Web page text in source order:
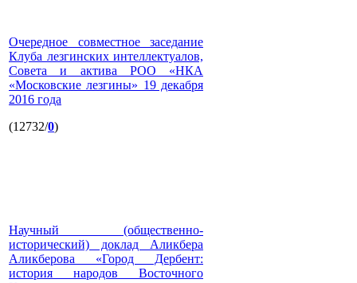
Очередное совместное заседание
Клуба лезгинских интеллектуалов,
Совета и актива РОО «НКА
«Московские лезгины» 19 декабря
2016 года
(12732/0)
Научный (общественно-
исторический) доклад Аликбера
Аликберова «Город Дербент:
история народов Восточного